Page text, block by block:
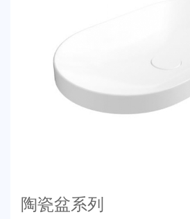
联系我们
陶瓷盆系列